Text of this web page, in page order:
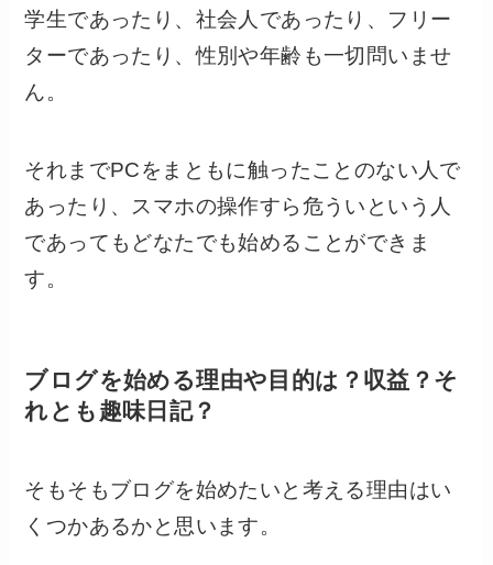
学生であったり、社会人であったり、フリー
ターであったり、性別や年齢も一切問いませ
ん。
それまでPCをまともに触ったことのない人で
あったり、スマホの操作すら危ういという人
であってもどなたでも始めることができま
す。
ブログを始める理由や目的は？収益？そ
れとも趣味日記？
そもそもブログを始めたいと考える理由はい
くつかあるかと思います。